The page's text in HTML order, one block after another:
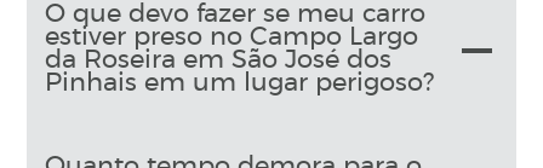
O que devo fazer se meu carro
estiver preso no Campo Largo
da Roseira em São José dos
Pinhais em um lugar perigoso?